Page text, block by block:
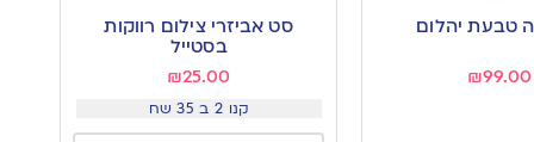
טבעת יהלום
₪99.00
סט אביזרי צילום רווקות
בסטייל
₪25.00
קנו 2 ב 35 שח